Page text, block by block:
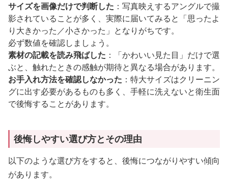
サイズを画像だけで判断した ：写真映えするアングルで撮
影されていることが多く、実際に届いてみると「思ったよ
り大きかった／小さかった」となりがちです。
必ず数値を確認しましょう。
素材の記載を読み飛ばした ：「かわいい見た目」だけで選
ぶと、触れたときの感触が期待と異なる場合があります。
お手入れ方法を確認しなかった ：特大サイズはクリーニン
グに出す必要があるものも多く、手軽に洗えないと衛生面
で後悔することがあります。
後悔しやすい選び方とその理由
以下のような選び方をすると、後悔につながりやすい傾向
があります。